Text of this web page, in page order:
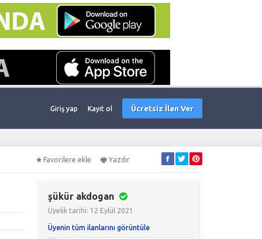
Giriş yap Kayıt ol Ücretsiz İlan Ver
Favorilere ekle Yazdır
şükür akdogan
Üyelik tarihi: 12 Eylül 2021
Üyenin tüm ilanlarını görüntüle